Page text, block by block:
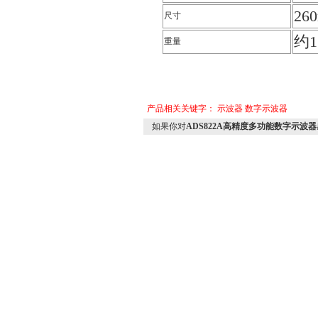
尺寸
重量 约
产品相关关键字： 示波器 数字示波器
如果你对ADS822A高精度多功能数字示波器